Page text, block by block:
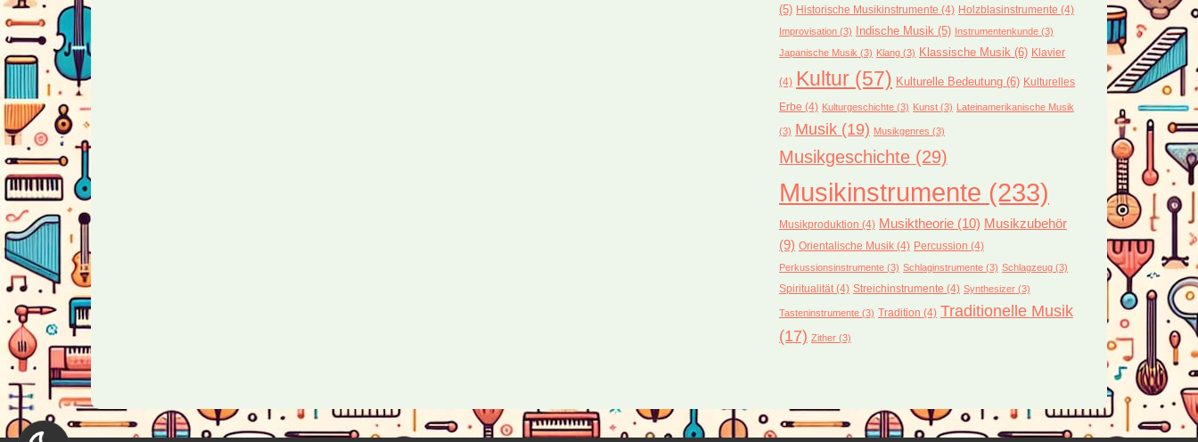
(5) Historische Musikinstrumente (4) Holzblasinstrumente (4)
Improvisation (3) Indische Musik (5) Instrumentenkunde (3)
Japanische Musik (3) Klang (3) Klassische Musik (6) Klavier
(4) Kultur (57) Kulturelle Bedeutung (6) Kulturelles
Erbe (4) Kulturgeschichte (3) Kunst (3) Lateinamerikanische Musik
(3) Musik (19) Musikgenres (3)
Musikgeschichte (29)
Musikinstrumente (233)
Musikproduktion (4) Musiktheorie (10) Musikzubehör
(9) Orientalische Musik (4) Percussion (4)
Perkussionsinstrumente (3) Schlaginstrumente (3) Schlagzeug (3)
Spiritualität (4) Streichinstrumente (4) Synthesizer (3)
Tasteninstrumente (3) Tradition (4) Traditionelle Musik
(17) Zither (3)